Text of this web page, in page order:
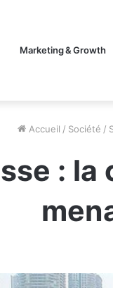
Marketing & Growth
Accueil / Société /
: la